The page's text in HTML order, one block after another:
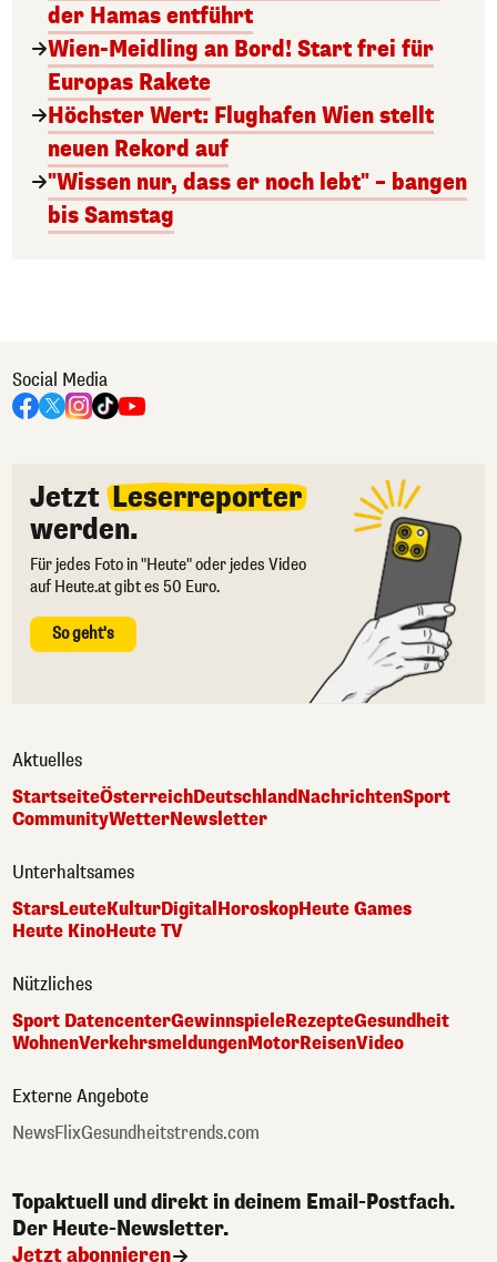
der Hamas entführt
Wien-Meidling an Bord! Start frei für
Europas Rakete
Höchster Wert: Flughafen Wien stellt
neuen Rekord auf
"Wissen nur, dass er noch lebt" – bangen
bis Samstag
Social Media
Jetzt Leserreporter
werden.
Für jedes Foto in "Heute" oder jedes Video
auf Heute.at gibt es 50 Euro.
So geht's
Aktuelles
StartseiteÖsterreichDeutschlandNachrichtenSport
CommunityWetterNewsletter
Unterhaltsames
StarsLeuteKulturDigital HoroskopHeute Games
Heute KinoHeute TV
Nützliches
Sport DatencenterGewinnspieleRezepteGesundheit
WohnenVerkehrsmeldungenMotorReisenVideo
Externe Angebote
NewsFlixGesundheitstrends.com
Topaktuell und direkt in deinem Email-Postfach.
Der Heute-Newsletter.
Jetzt abonnieren